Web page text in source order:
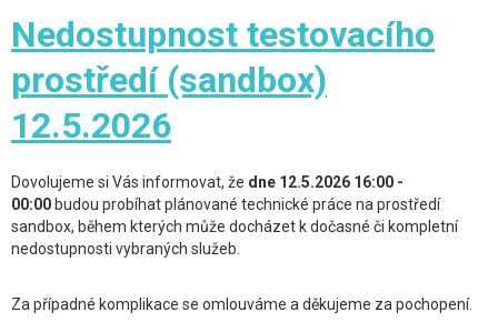
Nedostupnost testovacího
prostředí (sandbox)
12.5.2026
Dovolujeme si Vás informovat, že dne 12.5.2026 16:00 -
00:00 budou probíhat plánované technické práce na prostředí
sandbox, během kterých může docházet k dočasné či kompletní
nedostupnosti vybraných služeb.
Za případné komplikace se omlouváme a děkujeme za pochopení.